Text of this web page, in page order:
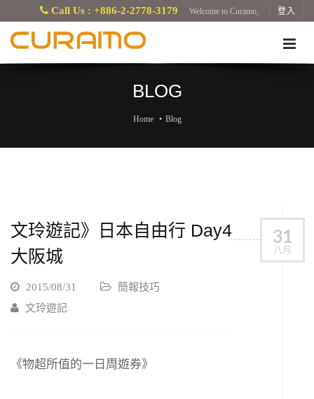
Call Us : +886-2-2778-3179 Welcome to Curamo, 登入
BLOG
Home Blog
31
八月
文玲遊記》日本自由行 Day4
大阪城
2015/08/31
簡報技巧
文玲遊記
《物超所值的一日周遊券》